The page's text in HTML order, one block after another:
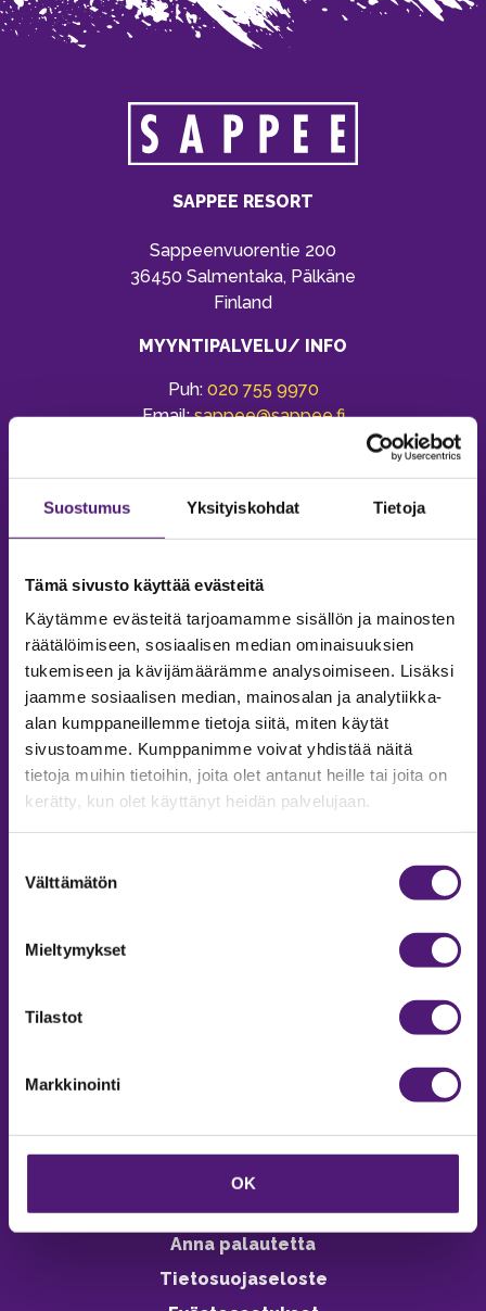
Suostumus Yksityiskohdat Tietoja
Tämä sivusto käyttää evästeitä
Käytämme evästeitä tarjoamamme sisällön ja mainosten
räätälöimiseen, sosiaalisen median ominaisuuksien
tukemiseen ja kävijämäärämme analysoimiseen. Lisäksi
jaamme sosiaalisen median, mainosalan ja analytiikka-
alan kumppaneillemme tietoja siitä, miten käytät
sivustoamme. Kumppanimme voivat yhdistää näitä
tietoja muihin tietoihin, joita olet antanut heille tai joita on
kerätty, kun olet käyttänyt heidän palvelujaan.
valinta
Välttämätön
Mieltymykset
Tilastot
Markkinointi
OK
SAPPEE RESORT
Sappeenvuorentie 200
36450 Salmentaka, Pälkäne
Finland
MYYNTIPALVELU/ INFO
Puh: 020 755 9970
Email:sappee@sappee.fi
MAJOITUS
Tiedustelut & Varaukset
Vastuullisuus
Ympäristöohjelma
Avoimet työpaikat
Anna palautetta
Tietosuojaseloste